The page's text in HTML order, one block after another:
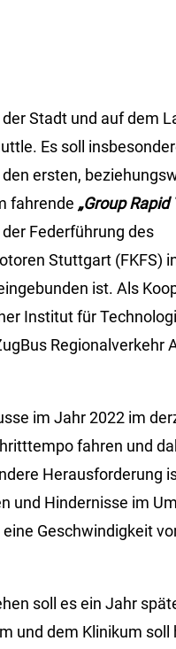
Stadt und auf dem
Es soll
ersten,
fahrende „Group
Federführung des
Stuttgart (FKFS)
ist. Als
Institut für
Regionalverkehr
im Jahr 2022 im
fahren und
Herausforderung
und Hindernisse im
Geschwindigkeit
soll es ein Jahr
und dem Klinikum soll